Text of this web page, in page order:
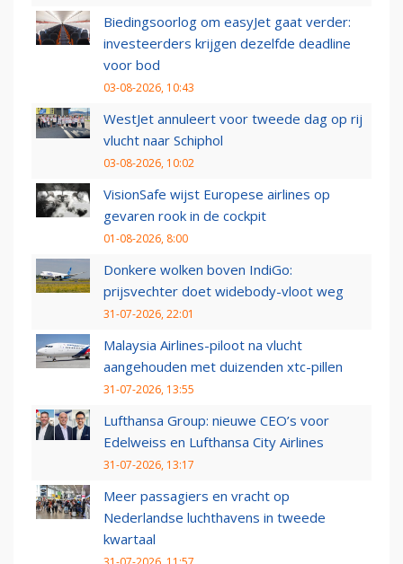
Biedingsoorlog om easyJet gaat verder:
investeerders krijgen dezelfde deadline
voor bod
03-08-2026, 10:43
WestJet annuleert voor tweede dag op rij
vlucht naar Schiphol
03-08-2026, 10:02
VisionSafe wijst Europese airlines op
gevaren rook in de cockpit
01-08-2026, 8:00
Donkere wolken boven IndiGo:
prijsvechter doet widebody-vloot weg
31-07-2026, 22:01
Malaysia Airlines-piloot na vlucht
aangehouden met duizenden xtc-pillen
31-07-2026, 13:55
Lufthansa Group: nieuwe CEO’s voor
Edelweiss en Lufthansa City Airlines
31-07-2026, 13:17
Meer passagiers en vracht op
Nederlandse luchthavens in tweede
kwartaal